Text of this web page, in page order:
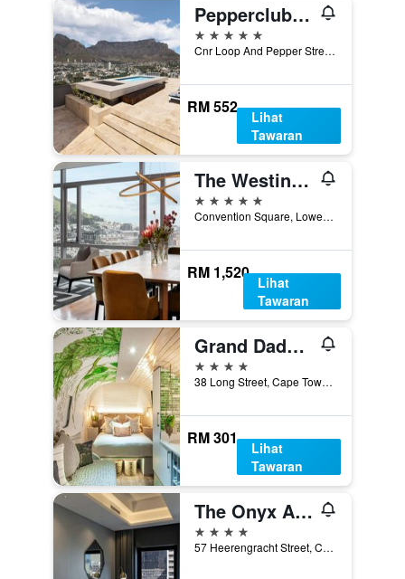
Pepperclub Hotel
5 bintang
Cnr Loop And Pepper Street, Cape Town, Western Cape, Afrika Selatan
RM 552
Lihat
Tawaran
The Westin Cape Town
5 bintang
Convention Square, Lower Long Street, Cape Town, Western Cape, Afrika Selatan
RM 1,520
Lihat
Tawaran
Grand Daddy Boutique Hotel
4 bintang
38 Long Street, Cape Town, Western Cape, Afrika Selatan
RM 301
Lihat
Tawaran
The Onyx Apartment Hotel by Newmark
4 bintang
57 Heerengracht Street, Cape Town, Western Cape, Afrika Selatan